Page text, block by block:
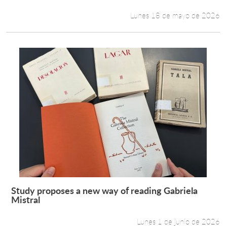
Lunes 18 de mayo de 2026
Leer más +
Study proposes a new way of reading Gabriela
Mistral
Lunes 1 de junio de 2026